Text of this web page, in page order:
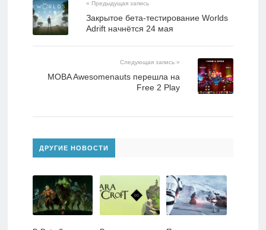
« Предыдущая запись
Закрытое бета-тестирование Worlds
Adrift начнётся 24 мая
Следующая запись »
MOBA Awesomenauts перешла на
Free 2 Play
ДРУГИЕ НОВОСТИ